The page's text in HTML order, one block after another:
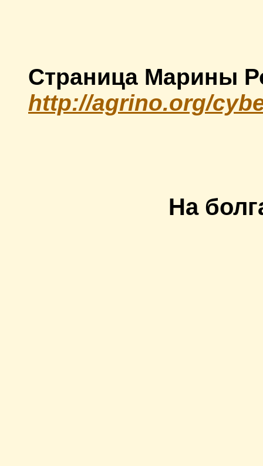
Страница Марины
http://agrino.org/
На